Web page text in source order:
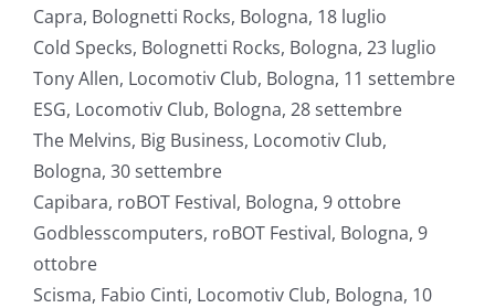
Capra, Bolognetti Rocks, Bologna, 18 luglio
Cold Specks, Bolognetti Rocks, Bologna, 23 luglio
Tony Allen, Locomotiv Club, Bologna, 11 settembre
ESG, Locomotiv Club, Bologna, 28 settembre
The Melvins, Big Business, Locomotiv Club,
Bologna, 30 settembre
Capibara, roBOT Festival, Bologna, 9 ottobre
Godblesscomputers, roBOT Festival, Bologna, 9
ottobre
Scisma, Fabio Cinti, Locomotiv Club, Bologna, 10